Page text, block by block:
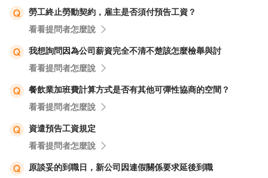
總的來說，您的情況可能需要專業的法律意見來解決。建議
您考慮尋求勞工法律顧問的幫助，以確保您的權益得到妥善
保護。
勞工終止勞動契約，雇主是否須付預告工資？
看看提問者怎麼說
我想詢問因為公司薪資完全不清不楚該怎麼檢舉與討
看看提問者怎麼說
餐飲業加班費計算方式是否有其他可彈性協商的空間？
看看提問者怎麼說
資遣預告工資規定
看看提問者怎麼說
原談妥的到職日，新公司因連假關係要求延後到職